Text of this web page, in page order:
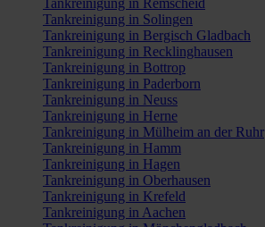
Tankreinigung in Solingen
Tankreinigung in Bergisch Gladbach
Tankreinigung in Recklinghausen
Tankreinigung in Bottrop
Tankreinigung in Paderborn
Tankreinigung in Neuss
Tankreinigung in Herne
Tankreinigung in Mülheim an der Ruhr
Tankreinigung in Hamm
Tankreinigung in Hagen
Tankreinigung in Oberhausen
Tankreinigung in Krefeld
Tankreinigung in Aachen